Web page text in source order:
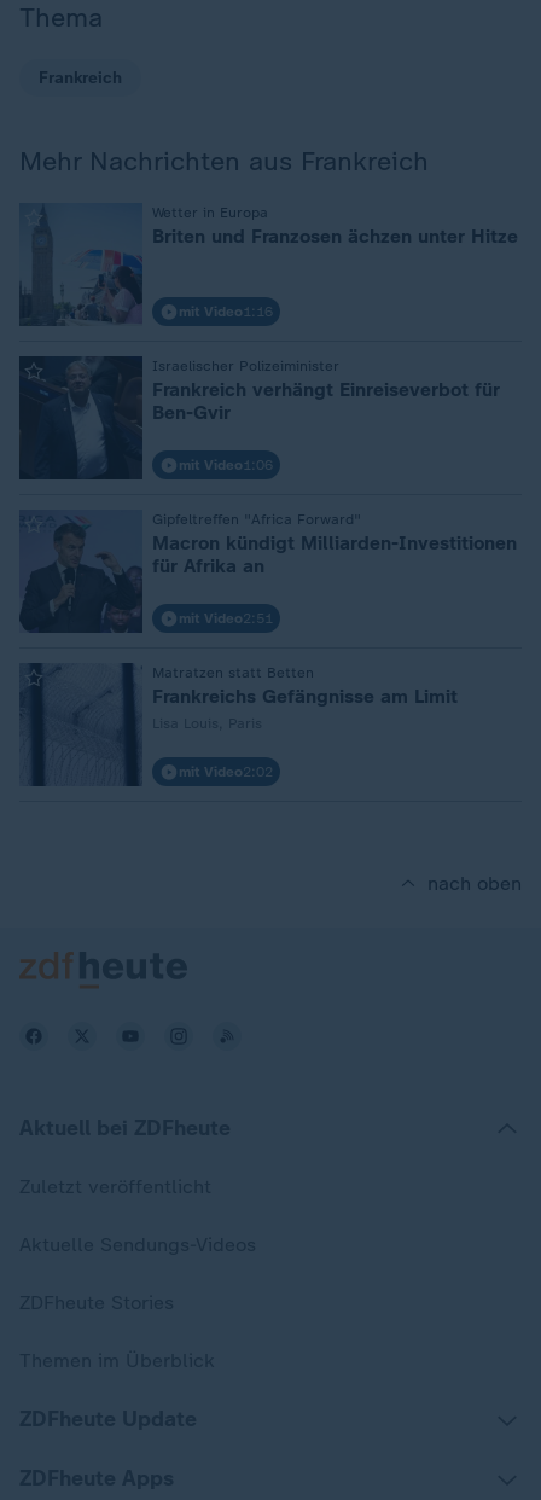
Thema
Frankreich
Mehr Nachrichten aus Frankreich
Wetter in Europa
Briten und Franzosen ächzen unter Hitze
mit Video 1:16
Israelischer Polizeiminister
Frankreich verhängt Einreiseverbot für
Ben-Gvir
mit Video 1:06
Gipfeltreffen "Africa Forward"
Macron kündigt Milliarden-Investitionen
für Afrika an
mit Video2:51
Matratzen statt Betten
Frankreichs Gefängnisse am Limit
mit Video2:02
nach oben